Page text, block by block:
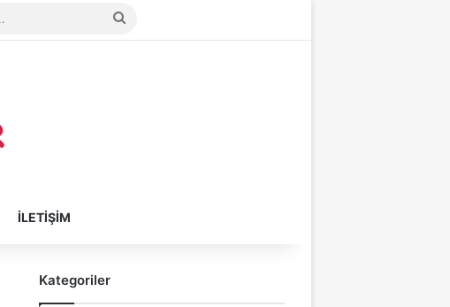
Arama
İLETIŞIM
Kategoriler